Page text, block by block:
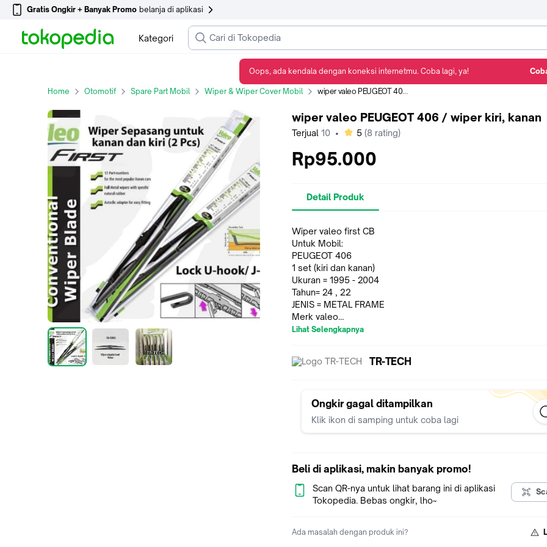
Gratis Ongkir + Banyak Promo belanja di aplikasi
Kategori
wiper valeo PEUGEOT 406 / wiper kiri, kanan
Home Otomotif Spare Part Mobil Wiper & Wiper Cover Mobil wiper valeo PEUGEOT 406 / wiper kiri, kanan
wiper valeo PEUGEOT 406 / wiper kiri, kanan
Terjual 10 • bintang
5 (8 rating)
Rp95.000
Detail Produk
Wiper valeo first CB
Untuk Mobil:
PEUGEOT 406
1 set (kiri dan kanan)
Ukuran = 1995 - 2004
Tahun= 24 , 22
JENIS = METAL FRAME
Merk valeo
Brand of france
BERKUALITAS . WIPER YANG BAGUS MAMPU MENYAPU
MENINGGALKAN JEJAK BEKAS LECET PADA KACA MOBIL
PASTIKAN WIPER ANDA DALAM KONDISI YANG OPTIMAL
Lihat Selengkapnya
TR-TECH
Ongkir gagal ditampilkan
Klik ikon di samping untuk coba lagi
Beli di aplikasi, makin banyak promo!
Scan QR-nya untuk lihat barang ini di aplikasi
Tokopedia. Bebas ongkir, lho~
Ada masalah dengan produk ini?
Oops, ada kendala dengan koneksi internetmu. Coba lagi, ya!